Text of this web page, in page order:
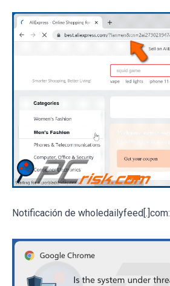
Notificación de wholedailyfeed[.]com: